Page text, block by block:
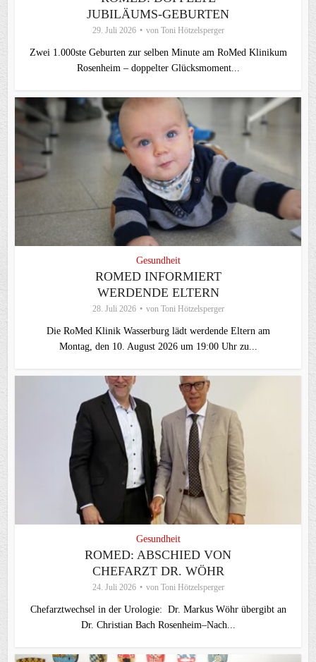
JUBILÄUMS-GEBURTEN
29. Juli 2026 von Toni Hötzelsperger
Zwei 1.000ste Geburten zur selben Minute am RoMed Klinikum
Rosenheim – doppelter Glücksmoment...
Gesundheit
ROMED INFORMIERT
WERDENDE ELTERN
28. Juli 2026 von Toni Hötzelsperger
Die RoMed Klinik Wasserburg lädt werdende Eltern am
Montag, den 10. August 2026 um 19:00 Uhr zu...
Gesundheit
ROMED: ABSCHIED VON
CHEFARZT DR. WÖHR
24. Juli 2026 von Toni Hötzelsperger
Chefarztwechsel in der Urologie: Dr. Markus Wöhr übergibt an
Dr. Christian Bach Rosenheim–Nach...